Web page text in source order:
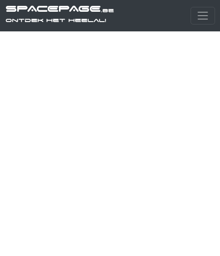
SPACEPAGE.be
Ontdek het heelal!